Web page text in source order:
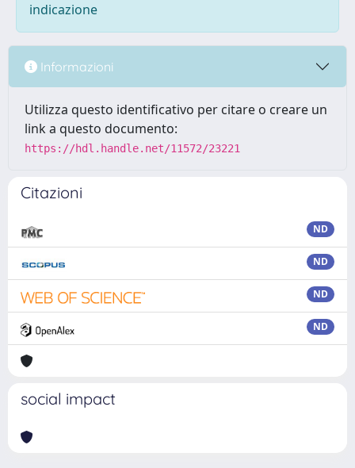
indicazione
Informazioni
Utilizza questo identificativo per citare o creare un
link a questo documento:
https://hdl.handle.net/11572/23221
Citazioni
ND
ND
ND
ND
social impact